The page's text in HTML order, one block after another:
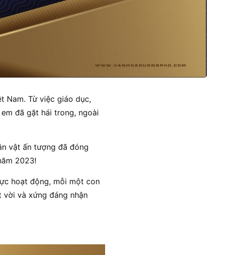
Nam. Từ việc giáo dục,
đã gặt hái trong, ngoài
vật ấn tượng đã đóng
2023!
hoạt động, mỗi một con
và xứng đáng nhận